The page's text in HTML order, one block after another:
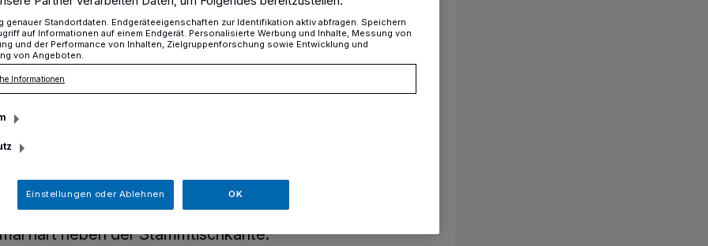
Niederrhein
aus der hiesigen
9, ein. Das schmissige
Kehl lebt aus einer fast schon
von Menschen am Niederrhein
der gefährlichen Grenze zwischen
– mal mehr ironisch gebrochen, mal
hart neben der Stammtischkante.
genauer Standortdaten. Endgeräteeigenschaften zur Identifikation aktiv abfragen. Speichern
auf Informationen auf einem Endgerät. Personalisierte Werbung und Inhalte, Messung von
und der Performance von Inhalten, Zielgruppenforschung sowie Entwicklung und
von Angeboten.
Informationen
Einstellungen oder Ablehnen OK